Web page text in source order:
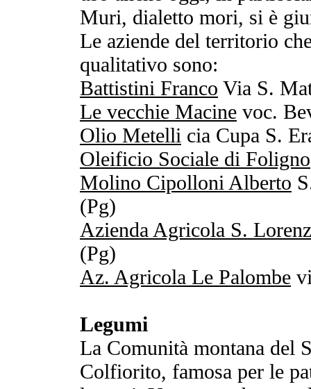
Muri, dialetto mori, si è
Le aziende del territorio
qualitativo sono:
Battistini Franco Via S.
Le vecchie Macine voc.
Olio Metelli cia Cupa S.
Oleificio Sociale di Foligno
Molino Cipolloni Alberto
(Pg)
Azienda Agricola S.
(Pg)
Az. Agricola Le Palombe
Legumi
La Comunità montana del
Colfiorito, famosa per le